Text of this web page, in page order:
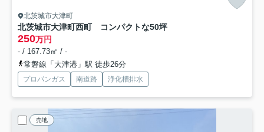
北茨城市大津町
北茨城市大津町西町 コンパクトな50坪
250万円
- / 167.73㎡ / -
常磐線「大津港」駅 徒歩26分
プロパンガス 南道路 浄化槽排水
売地